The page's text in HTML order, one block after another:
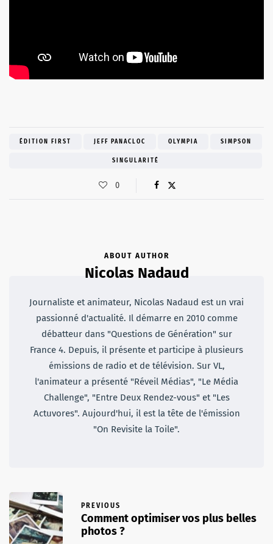
ÉDITION FIRST JEFF PANACLOC OLYMPIA SIMPSON
SINGULARITÉ
0
ABOUT AUTHOR
Nicolas Nadaud
Journaliste et animateur, Nicolas Nadaud est un vrai
passionné d'actualité. Il démarre en 2010 comme
débatteur dans "Questions de Génération" sur
France 4. Depuis, il présente et participe à plusieurs
émissions de radio et de télévision. Sur VL,
l'animateur a présenté "Réveil Médias", "Le Média
Challenge", "Entre Deux Rendez-vous" et "Les
Actuvores". Aujourd'hui, il est la tête de l'émission
"On Revisite la Toile".
PREVIOUS
Comment optimiser vos plus belles
photos ?